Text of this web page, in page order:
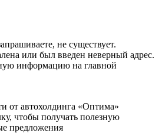
не существует.
или был введен неверный адрес.
информацию на главной
от автохолдинга «Оптима»
чтобы получать полезную
предложения